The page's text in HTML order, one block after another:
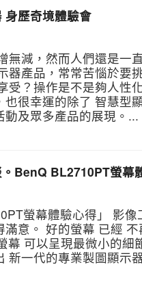
歷奇境體驗會
無減，然而人們還是一
器產品，常常苦惱於要
受？操作是不是夠人性
很幸運的除了 智慧型
及眾多產品的展現。...
BenQ BL2710PT螢幕
螢幕體驗心得」 影
意。 好的螢幕 已經
可以呈現最微小的細
一代的專業製圖顯示